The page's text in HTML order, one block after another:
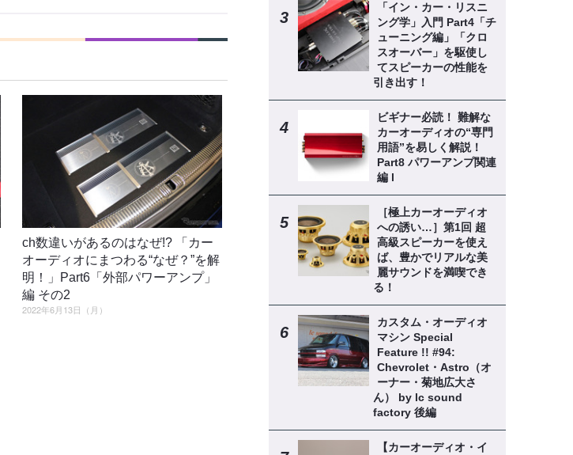
ch数違いがあるのはなぜ!? 「カー
オーディオにまつわる“なぜ？”を解
明！」Part6「外部パワーアンプ」
編 その2
2022年6月13日（月）
「イン・カー・リスニ
ング学」入門 Part4「チ
ューニング編」「クロ
スオーバー」を駆使し
てスピーカーの性能を
引き出す！
ビギナー必読！ 難解な
カーオーディオの“専門
用語”を易しく解説！
Part8 パワーアンプ関連
編 l
［極上カーオーディオ
への誘い…］第1回 超
高級スピーカーを使え
ば、豊かでリアルな美
麗サウンドを満喫でき
る！
カスタム・オーディオ
マシン Special
Feature !! #94:
Chevrolet・Astro（オ
ーナー・菊地広大さ
ん） by lc sound
factory 後編
【カーオーディオ・イ